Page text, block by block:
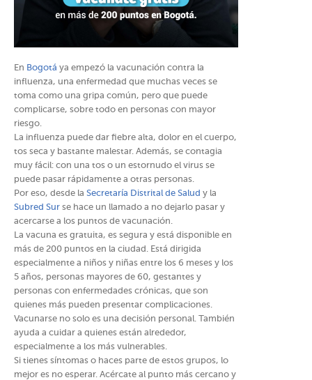
En Bogotá ya empezó la vacunación contra la
influenza, una enfermedad que muchas veces se
toma como una gripa común, pero que puede
complicarse, sobre todo en personas con mayor
riesgo.
La influenza puede dar fiebre alta, dolor en el cuerpo,
tos seca y bastante malestar. Además, se contagia
muy fácil: con una tos o un estornudo el virus se
puede pasar rápidamente a otras personas.
Por eso, desde la Secretaría Distrital de Salud y la
Subred Sur se hace un llamado a no dejarlo pasar y
acercarse a los puntos de vacunación.
La vacuna es gratuita, es segura y está disponible en
más de 200 puntos en la ciudad. Está dirigida
especialmente a niños y niñas entre los 6 meses y los
5 años, personas mayores de 60, gestantes y
personas con enfermedades crónicas, que son
quienes más pueden presentar complicaciones.
Vacunarse no solo es una decisión personal. También
ayuda a cuidar a quienes están alrededor,
especialmente a los más vulnerables.
Si tienes síntomas o haces parte de estos grupos, lo
mejor es no esperar. Acércate al punto más cercano y